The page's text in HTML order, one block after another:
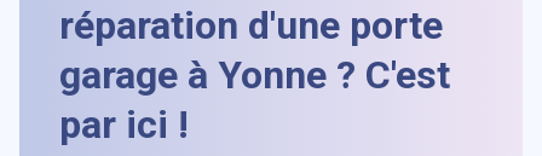
réparation d'une porte
garage à Yonne ? C'est
par ici !